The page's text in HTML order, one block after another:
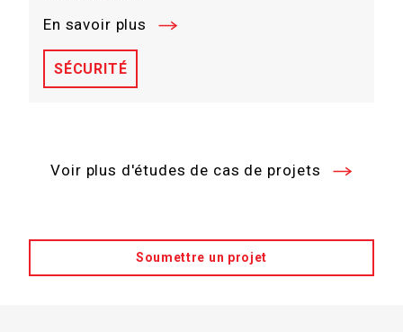
En savoir plus
SÉCURITÉ
Voir plus d'études de cas de projets
Soumettre un projet